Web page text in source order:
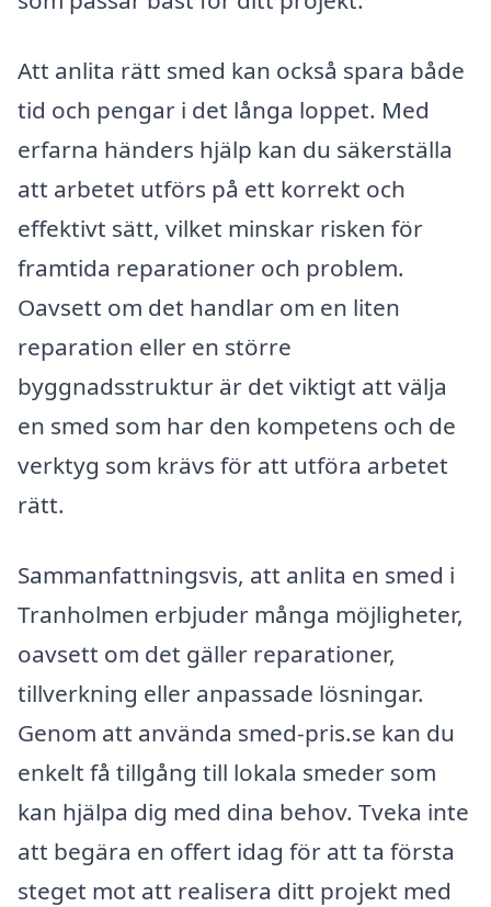
Att anlita rätt smed kan också spara både
tid och pengar i det långa loppet. Med
erfarna händers hjälp kan du säkerställa
att arbetet utförs på ett korrekt och
effektivt sätt, vilket minskar risken för
framtida reparationer och problem.
Oavsett om det handlar om en liten
reparation eller en större
byggnadsstruktur är det viktigt att välja
en smed som har den kompetens och de
verktyg som krävs för att utföra arbetet
rätt.
Sammanfattningsvis, att anlita en smed i
Tranholmen erbjuder många möjligheter,
oavsett om det gäller reparationer,
tillverkning eller anpassade lösningar.
Genom att använda smed-pris.se kan du
enkelt få tillgång till lokala smeder som
kan hjälpa dig med dina behov. Tveka inte
att begära en offert idag för att ta första
steget mot att realisera ditt projekt med